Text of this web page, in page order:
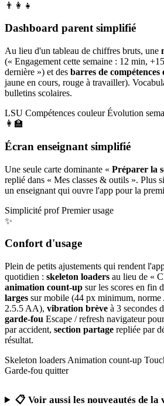
👨‍👩‍👧
Dashboard parent simplifié
Au lieu d'un tableau de chiffres bruts, une
(« Engagement cette semaine : 12 min,
dernière ») et des barres de compétences
jaune en cours, rouge à travailler).
bulletins scolaires.
LSU Compétences couleur Évolution
👩‍🏫
Écran enseignant simplifié
Une seule carte dominante « Préparer la
replié dans « Mes classes & outils ». Plus
un enseignant qui ouvre l'app pour la
Simplicité prof Premier usage
✨
Confort d'usage
Plein de petits ajustements qui rendent
quotidien : skeleton loaders au lieu de «
animation count-up sur les scores en fin
larges sur mobile (44 px minimum,
2.5.5 AA), vibration brève à 3 secondes
garde-fou Escape / refresh navigateur
par accident, section partage repliée par
résultat.
Skeleton loaders Animation count-up
Garde-fou quitter
📋 Voir aussi les nouveautés de la